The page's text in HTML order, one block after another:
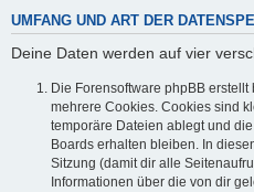
UMFANG UND ART DER
Deine Daten werden auf vier
Die Forensoftware phpBB
mehrere Cookies. Cookies sind
temporäre Dateien ablegt und
Boards erhalten bleiben. In
Sitzung (damit dir alle
Informationen über die von dir